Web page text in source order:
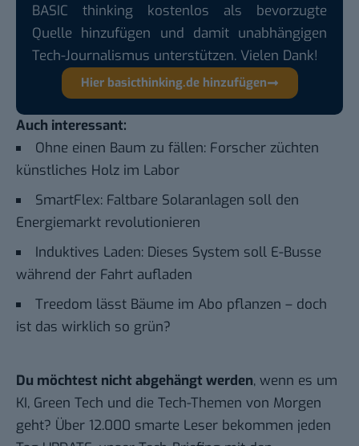
BASIC thinking kostenlos als bevorzugte
Quelle hinzufügen und damit unabhängigen
Tech-Journalismus unterstützen. Vielen Dank!
Hier basicthinking.de hinzufügen
Auch interessant:
Ohne einen Baum zu fällen: Forscher züchten
künstliches Holz im Labor
SmartFlex: Faltbare Solaranlagen soll den
Energiemarkt revolutionieren
Induktives Laden: Dieses System soll E-Busse
während der Fahrt aufladen
Treedom lässt Bäume im Abo pflanzen – doch
ist das wirklich so grün?
Du möchtest nicht abgehängt werden, wenn es um
KI, Green Tech und die Tech-Themen von Morgen
geht? Über 12.000 smarte Leser bekommen jeden